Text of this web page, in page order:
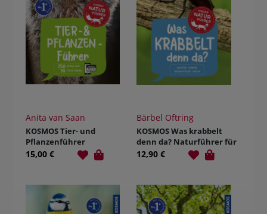
Anita van Saan
KOSMOS Tier- und
Pflanzenführer
15,00 €
Bärbel Oftring
KOSMOS Was krabbelt
denn da? Naturführer für
Kinder ab 8 Jahren
12,90 €